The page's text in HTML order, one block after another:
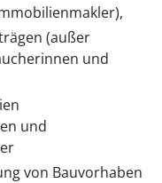
(außer
und
und
von Bauvorhaben